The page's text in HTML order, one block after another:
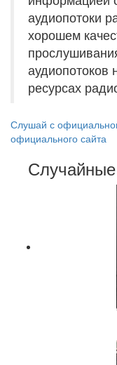
аудиопотоки
хорошем
аудиопотоков
ресурсах
Слушай с
официального сайта